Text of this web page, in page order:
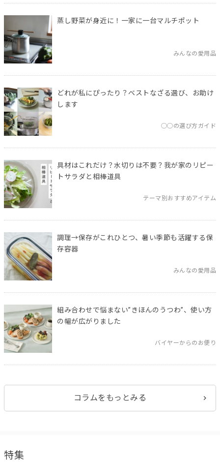
蒸し野菜が身近に！一家に一台マルチポット
みんなの愛用品
どれが私にぴったり？ベストなざる選び、お助け
します
◯◯の選び方ガイド
具材はこれだけ？水切りは不要？我が家のリピー
トサラダと相棒道具
テーマ別おすすめアイテム
調理→保存がこれひとつ、暑い季節も活躍する保
存容器
みんなの愛用品
組み合わせで悩まない”きほんのうつわ”、使い方
の幅が広がりました
バイヤーからのお便り
コラムをもっとみる
特集